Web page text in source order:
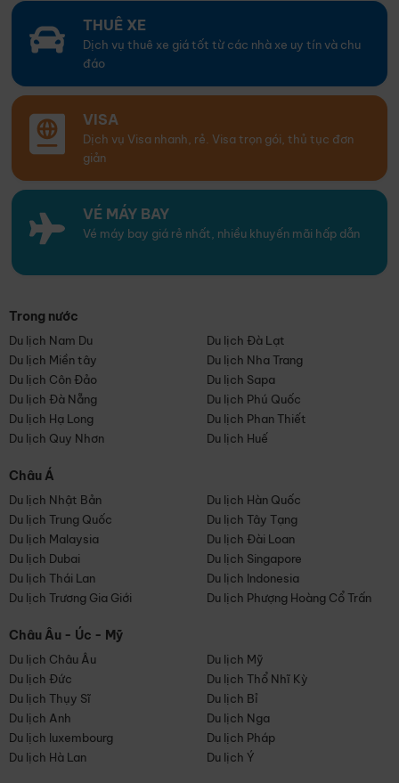
THUÊ XE
Dịch vụ thuê xe giá tốt từ các nhà xe uy tín và chu
đáo
VISA
Dịch vụ Visa nhanh, rẻ. Visa trọn gói, thủ tục đơn
giản
VÉ MÁY BAY
Vé máy bay giá rẻ nhất, nhiều khuyến mãi hấp dẫn
Trong nước
Du lịch Nam Du
Du lịch Đà Lạt
Du lịch Miền tây
Du lịch Nha Trang
Du lịch Côn Đảo
Du lịch Sapa
Du lịch Đà Nẵng
Du lịch Phú Quốc
Du lịch Hạ Long
Du lịch Phan Thiết
Du lịch Quy Nhơn
Du lịch Huế
Châu Á
Du lịch Nhật Bản
Du lịch Hàn Quốc
Du lịch Trung Quốc
Du lịch Tây Tạng
Du lịch Malaysia
Du lịch Đài Loan
Du lịch Dubai
Du lịch Singapore
Du lịch Thái Lan
Du lịch Indonesia
Du lịch Trương Gia Giới
Du lịch Phượng Hoàng Cổ Trấn
Châu Âu - Úc - Mỹ
Du lịch Châu Âu
Du lịch Mỹ
Du lịch Đức
Du lịch Thổ Nhĩ Kỳ
Du lịch Thụy Sĩ
Du lịch Bỉ
Du lịch Anh
Du lịch Nga
Du lịch luxembourg
Du lịch Pháp
Du lịch Hà Lan
Du lịch Ý